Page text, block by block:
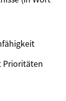
Prioritäten